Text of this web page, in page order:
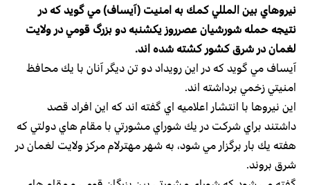
نيروهاي بين المللي كمك به امنيت (آيساف) مي گويد كه در
نتيجه حمله شورشيان عصرروز يكشنبه دو بزرگ قومي در ولايت
لغمان در شرق كشور كشته شده اند.
آيساف مي گويد كه در اين رويداد دو تن ديگر آنان با يك محافظ
امنيتي زخمي برداشته اند.
اين نيروها با انتشار اعلاميه اي گفته اند كه اين افراد قصد
داشتند براي شركت در يك شوراي مشورتي با مقام هاي دولتي كه
هفته يك بار برگزار مي شود، به شهر مهترلام مركز ولايت لغمان در
شرق بروند.